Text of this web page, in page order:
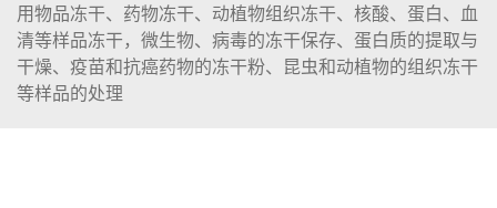
用物品冻干、药物冻干、动植物组织冻干、核酸、蛋白、血
清等样品冻干，微生物、病毒的冻干保存、蛋白质的提取与
干燥、疫苗和抗癌药物的冻干粉、昆虫和动植物的组织冻干
等样品的处理